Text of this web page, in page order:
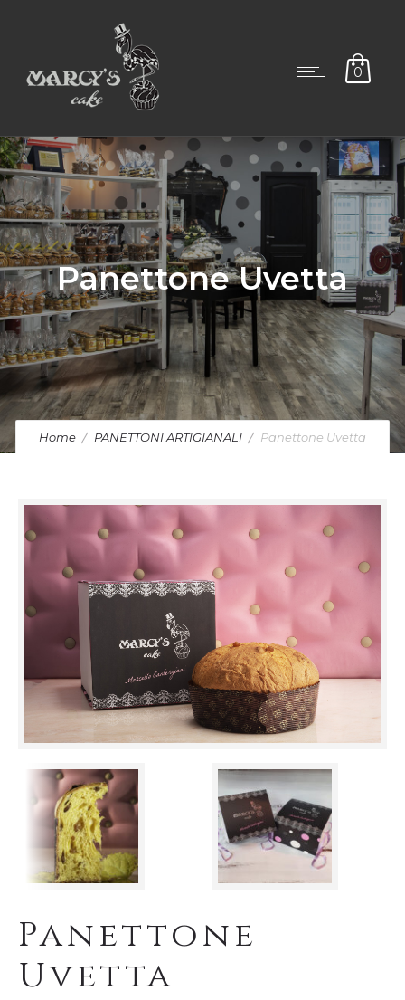
0
Panettone Uvetta
Home PANETTONI ARTIGIANALI Panettone Uvetta
Panettone
Uvetta